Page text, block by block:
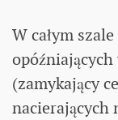
W całym
(zamykający
nacierających